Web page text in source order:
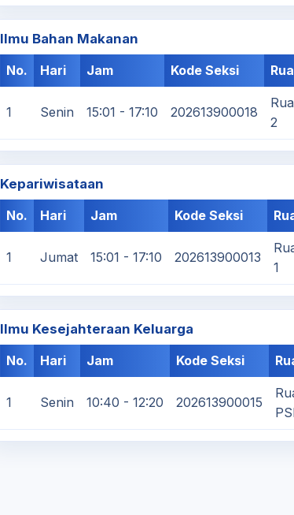
Ilmu Bahan Makanan
No.
Hari Jam Kode Seksi
1 Senin 15:01 - 17:10 202613900018
2
Kepariwisataan
No.
Hari Jam Kode Seksi
1 Jumat 15:01 - 17:10 202613900013
1
Ilmu Kesejahteraan Keluarga
No.
Hari Jam Kode Seksi
1 Senin 10:40 - 12:20 202613900015